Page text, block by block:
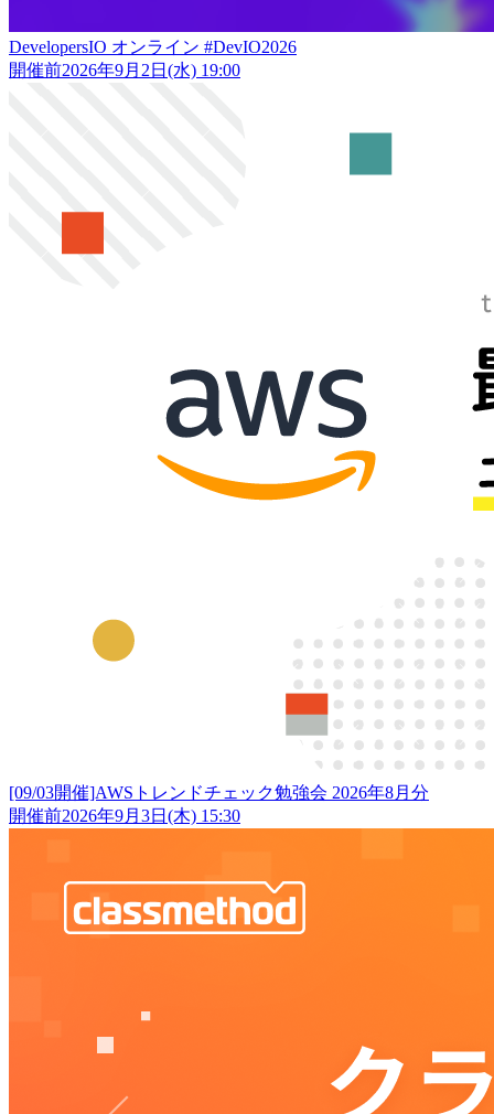
DevelopersIO オンライン #DevIO2026
開催前2026年9月2日(水) 19:00
[09/03開催]AWSトレンドチェック勉強会 2026年8月分
開催前2026年9月3日(木) 15:30